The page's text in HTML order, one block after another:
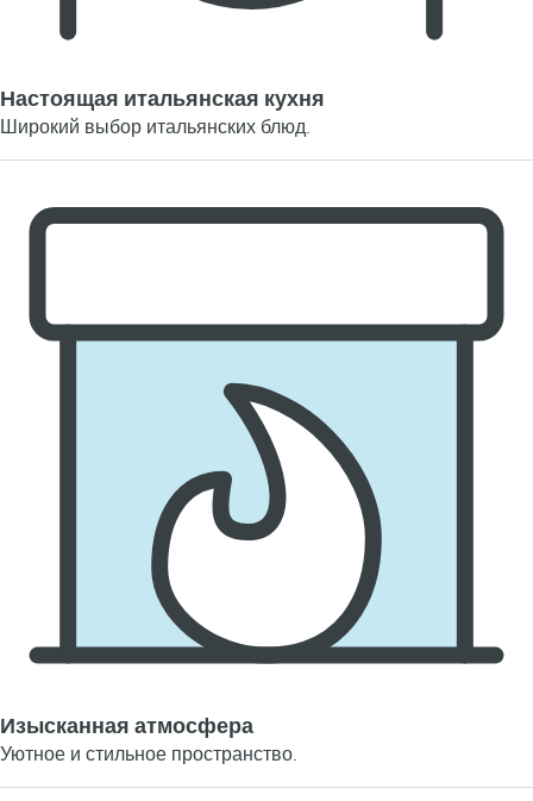
Настоящая итальянская кухня
Широкий выбор итальянских блюд.
Изысканная атмосфера
Уютное и стильное пространство.